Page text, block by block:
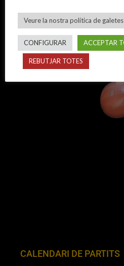
CALENDARI DE PARTITS
Veure la nostra política de galetes
CONFIGURAR ACCEPTAR
REBUTJAR TOTES